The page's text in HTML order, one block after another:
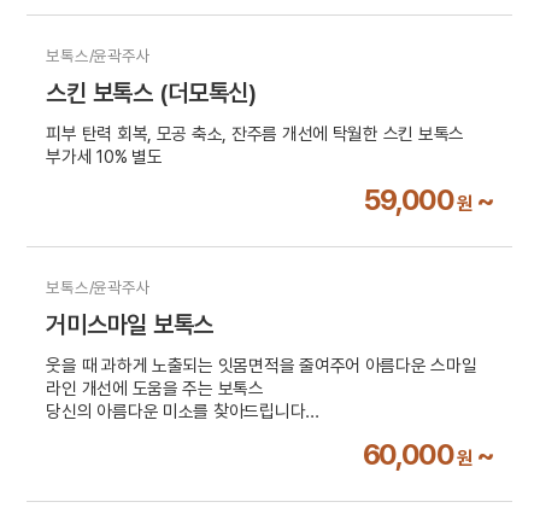
보톡스/윤곽주사
스킨 보톡스 (더모톡신)
피부 탄력 회복, 모공 축소, 잔주름 개선에 탁월한 스킨 보톡스
부가세 10% 별도
59,000원 ~
보톡스/윤곽주사
거미스마일 보톡스
웃을 때 과하게 노출되는 잇몸면적을 줄여주어 아름다운 스마일
라인 개선에 도움을 주는 보톡스
당신의 아름다운 미소를 찾아드립니다
60,000원 ~